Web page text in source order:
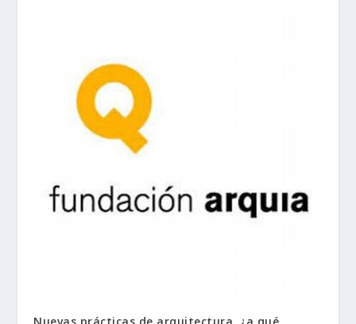
Nuevas prácticas de arquitectura, ¿a qué